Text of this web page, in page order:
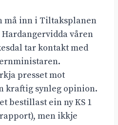
må inn i Tiltaksplanen
våren
tar kontakt med
presset mot
kraftig synleg opinion.
bestillast ein ny KS 1
men ikkje